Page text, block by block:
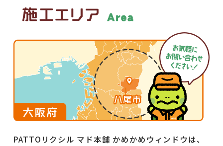
PATTOリクシル マド本舗 かめかめウィンドウは、